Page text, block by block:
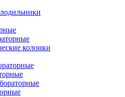
колонки